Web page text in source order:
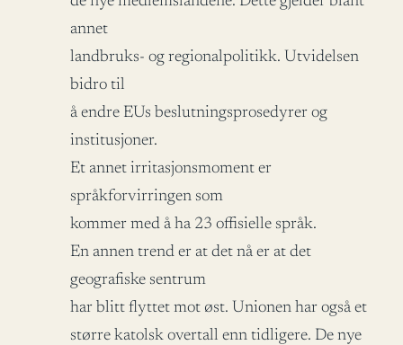
annet
landbruks- og regionalpolitikk. Utvidelsen
bidro til
å endre EUs beslutningsprosedyrer og
institusjoner.
Et annet irritasjonsmoment er
språkforvirringen som
kommer med å ha 23 offisielle språk.
En annen trend er at det nå er at det
geografiske sentrum
har blitt flyttet mot øst. Unionen har også et
større katolsk overtall enn tidligere. De nye